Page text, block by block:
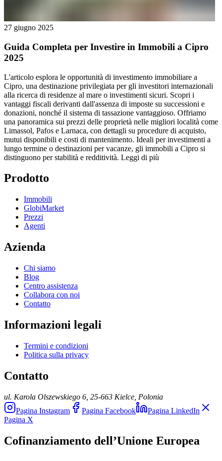
27 giugno 2025
Guida Completa per Investire in Immobili a Cipro
2025
L'articolo esplora le opportunità di investimento immobiliare a
Cipro, una destinazione privilegiata per gli investitori internazionali
alla ricerca di residenze al mare o investimenti sicuri. Scopri i
vantaggi fiscali derivanti dall'assenza di imposte su successioni e
donazioni, nonché il sistema di tassazione vantaggioso. Offriamo
una panoramica sui prezzi delle proprietà nelle migliori località come
Limassol, Pafos e Larnaca, con dettagli su procedure di acquisto,
mutui disponibili e costi di mantenimento. Ideali per investimenti a
lungo termine o destinazioni per vacanze, gli immobili a Cipro si
distinguono per stabilità e redditività. Leggi di più
Prodotto
Immobili
GlobiMarket
Prezzi
Agenti
Azienda
Chi siamo
Blog
Centro assistenza
Collabora con noi
Contatto
Informazioni legali
Termini e condizioni
Politica sulla privacy
Contatto
ul. Karola Olszewskiego 6, 25-663 Kielce, Polonia
Pagina Instagram
Pagina Facebook
Pagina LinkedIn
Pagina X
Cofinanziamento dell’Unione Europea